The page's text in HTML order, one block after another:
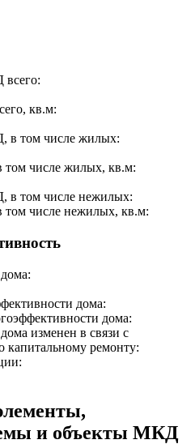
кв.м:
в том числе жилых:
числе жилых, кв.м:
в том числе нежилых:
числе нежилых, кв.м:
дома:
дома:
изменен в связи с
капитальному ремонту:
и объекты МКД